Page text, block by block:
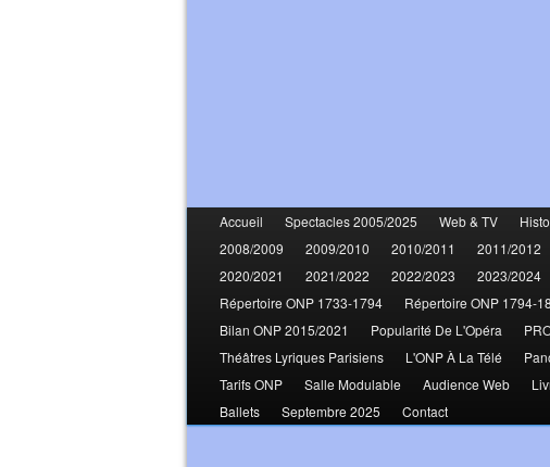
Accueil Spectacles 2005/2025 Web & TV
2008/2009
2009/2010 2010/2011 2011/2012
2020/2021
2021/2022 2022/2023 2023/2024
Répertoire ONP 1733-1794
Répertoire ONP 1794-
Bilan ONP 2015/2021
Popularité De L'Opéra
Théâtres Lyriques Parisiens
L'ONP À La Télé
Tarifs ONP
Salle Modulable Audience Web
Ballets
Septembre 2025 Contact